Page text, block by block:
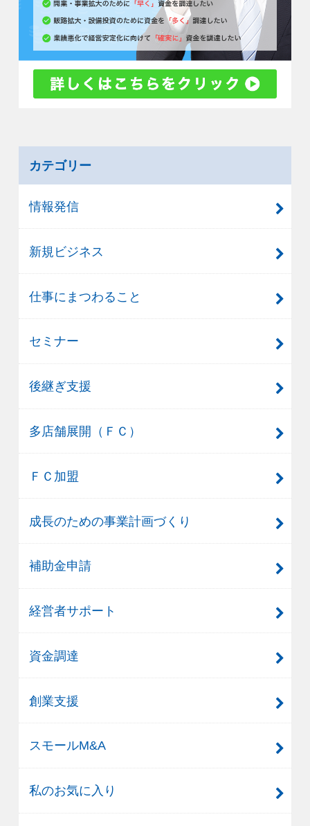
カテゴリー
情報発信
新規ビジネス
仕事にまつわること
セミナー
後継ぎ支援
多店舗展開（ＦＣ）
ＦＣ加盟
成長のための事業計画づくり
補助金申請
経営者サポート
資金調達
創業支援
スモールM&A
私のお気に入り